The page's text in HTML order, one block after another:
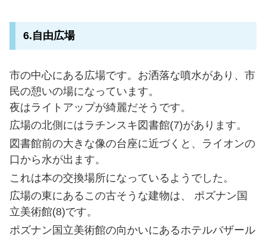
6.自由広場
市の中心にある広場です。お洒落な噴水があり、市
民の憩いの場になっています。
夜はライトアップが綺麗だそうです。
広場の北側にはラチンスキ図書館(7)があります。
図書館前の大きな像の台座に近づくと、ライオンの
口から水が出ます。
これは本の交換場所になっているようでした。
広場の東にあるこの古そうな建物は、 ポズナン国
立美術館(8)です。
ポズナン国立美術館の向かいにあるホテルバザール